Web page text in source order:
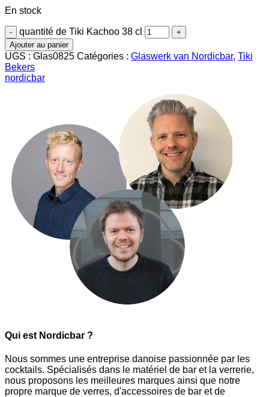
En stock
quantité de Tiki Kachoo 38 cl
Ajouter au panier
UGS : Glas0825 Catégories : Glaswerk van Nordicbar, Tiki
Bekers
nordicbar
Qui est Nordicbar ?
Nous sommes une entreprise danoise passionnée par les
cocktails. Spécialisés dans le matériel de bar et la verrerie,
nous proposons les meilleures marques ainsi que notre
propre marque de verres, d'accessoires de bar et de